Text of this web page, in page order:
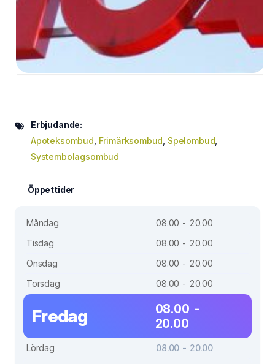
Erbjudande:
Apoteksombud Frimärksombud Spelombud
Systembolagsombud
Öppettider
Måndag
08.00 - 20.00
Tisdag
08.00 - 20.00
Onsdag
08.00 - 20.00
Torsdag
08.00 - 20.00
Fredag
08.00 -
20.00
Lördag
08.00 - 20.00